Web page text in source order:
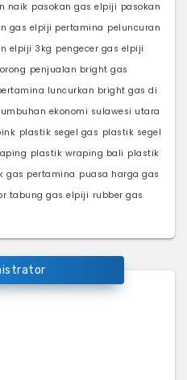
naik pasokan gas elpiji pasokan
gas elpiji pertamina peluncuran
elpiji 3kg pengecer gas elpiji
penjualan bright gas
luncurkan bright gas di
ekonomi sulawesi utara
plastik segel gas plastik segel
plastik wraping bali plastik
gas pertamina puasa harga gas
tabung gas elpiji rubber gas